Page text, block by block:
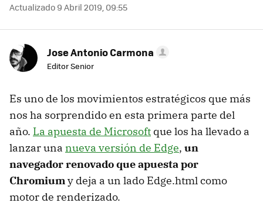
Actualizado 9 Abril 2019, 09:55
Jose Antonio Carmona
Editor Senior
Es uno de los movimientos estratégicos que más
nos ha sorprendido en esta primera parte del
año. La apuesta de Microsoft que los ha llevado a
lanzar una nueva versión de Edge, un
navegador renovado que apuesta por
Chromiumy deja a un lado Edge.html como
motor de renderizado.